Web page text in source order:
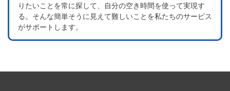
りたいことを常に探して、自分の空き時間を使って実現す
る。そんな簡単そうに見えて難しいことを私たちのサービス
がサポートします。